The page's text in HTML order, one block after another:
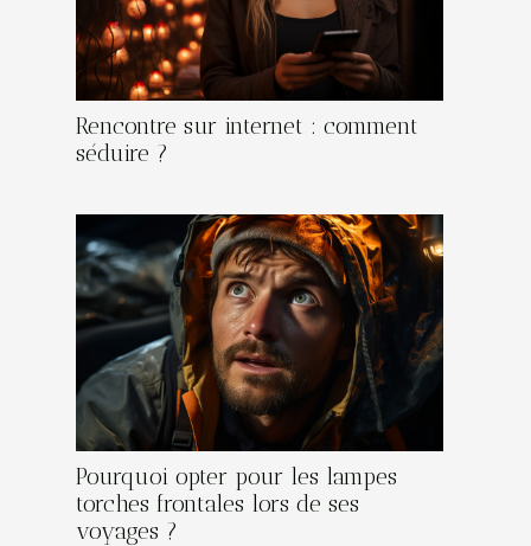
Rencontre sur internet : comment
séduire ?
Pourquoi opter pour les lampes
torches frontales lors de ses
voyages ?